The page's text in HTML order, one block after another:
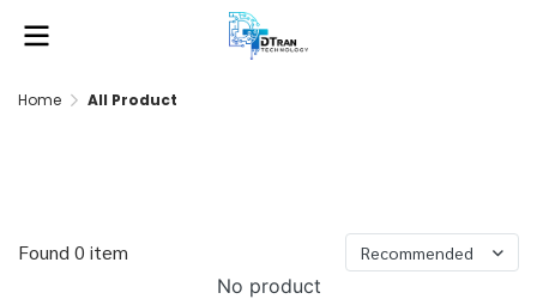
Home All Product
Found 0 item Recommended
No product